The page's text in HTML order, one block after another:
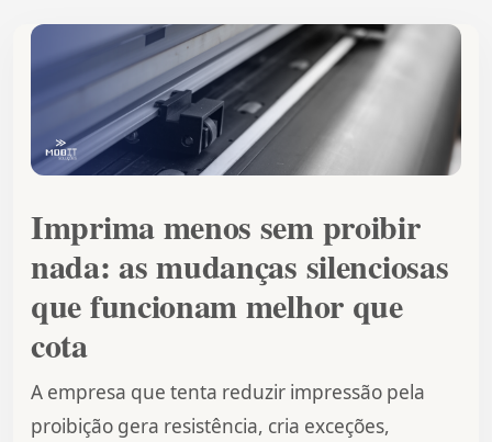
Imprima menos sem proibir
nada: as mudanças silenciosas
que funcionam melhor que
cota
A empresa que tenta reduzir impressão pela
proibição gera resistência, cria exceções,